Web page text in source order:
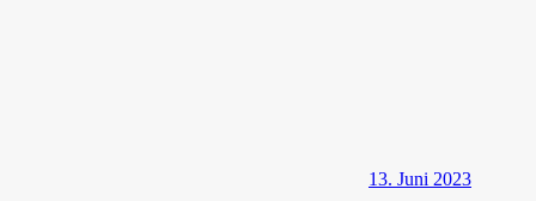
13. Juni 2023